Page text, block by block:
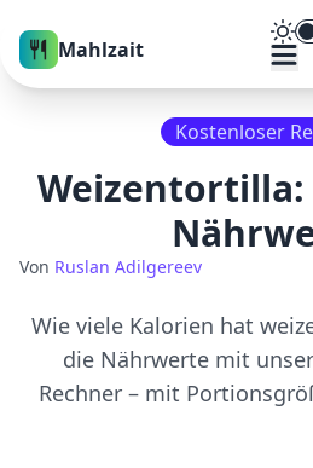
Mahlzait
Kostenloser
Weizentortilla
Von Ruslan Adilgereev
Wie viele Kalorien hat
die Nährwerte mit
Rechner – mit